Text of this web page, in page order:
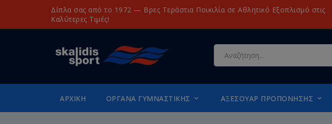
Δίπλα σας από το 1972 — Βρες Τεράστια Ποικιλία σε Αθλητικό Εξοπλισμό στις
Καλύτερες Τιμές!
ΑΡΧΙΚΉ ΌΡΓΑΝΑ ΓΥΜΝΑΣΤΙΚΉΣ  ΑΞΕΣΟΥΆΡ ΠΡΟΠΌΝΗΣΗΣ 